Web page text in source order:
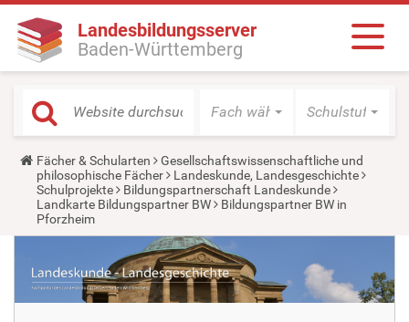
Landesbildungsserver
Baden-Württemberg
Fach wählen Schulstufe
Y
o
u
a
r
e
r
e
:
Fächer & Schularten
Gesellschaftswissenschaftliche und
philosophische Fächer
Landeskunde, Landesgeschichte
Schulprojekte
Bildungspartnerschaft Landeskunde
Landkarte Bildungspartner BW
Bildungspartner BW in
Pforzheim